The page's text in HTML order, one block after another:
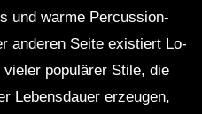
und warme Percussion-
anderen Seite existiert Lo-
populärer Stile, die
Lebensdauer erzeugen,